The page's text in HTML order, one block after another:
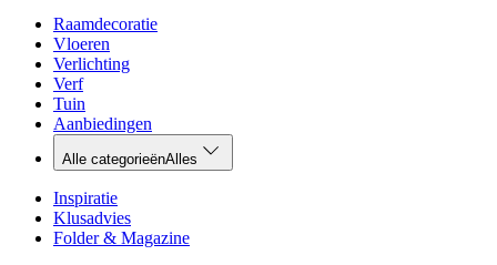
Raamdecoratie
Vloeren
Verlichting
Verf
Tuin
Aanbiedingen
Alle categorieënAlles
Inspiratie
Klusadvies
Folder & Magazine